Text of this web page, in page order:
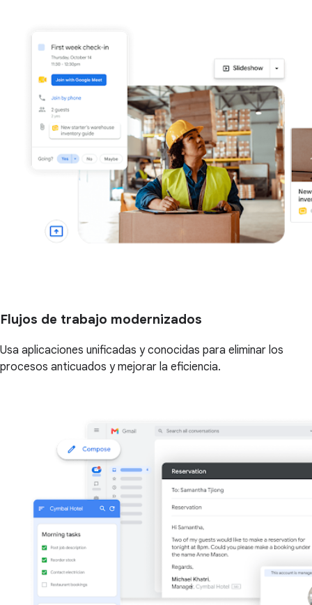
Flujos de trabajo modernizados
Usa aplicaciones unificadas y conocidas para eliminar los
procesos anticuados y mejorar la eficiencia.